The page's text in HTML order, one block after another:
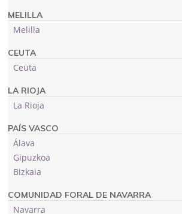
MELILLA
Melilla
CEUTA
Ceuta
LA RIOJA
La Rioja
PAÍS VASCO
Álava
Gipuzkoa
Bizkaia
COMUNIDAD FORAL DE NAVARRA
Navarra